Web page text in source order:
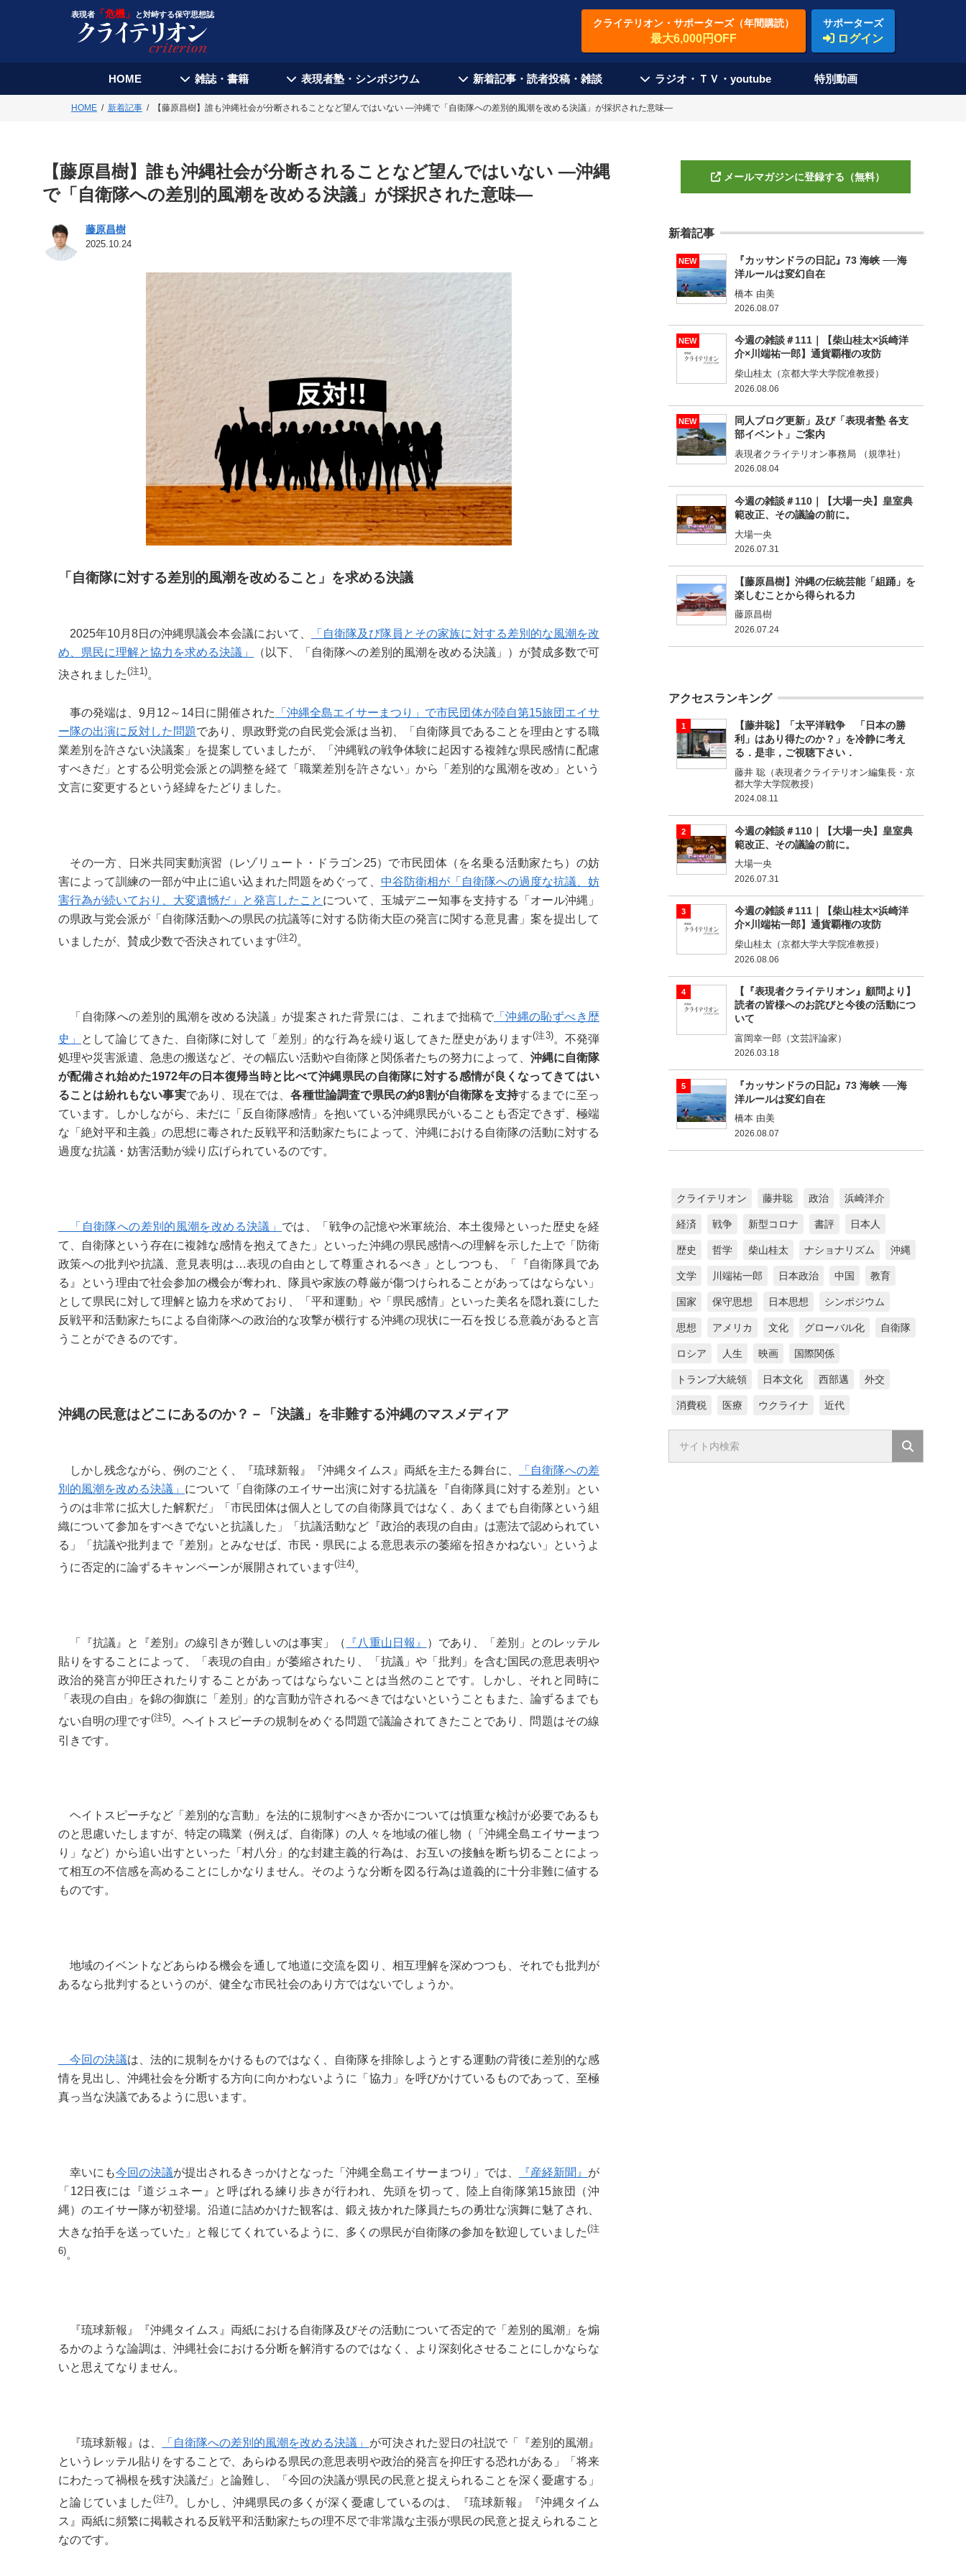
表現者「危機」 と対峙する保守思想誌
クライテリオン・サポーターズ（年間購読）
最大6,000円OFF
サポーターズ
ログイン
HOME 雑誌・書籍 表現者塾・シンポジウム 新着記事・読者投稿・雑談 ラジオ・ＴＶ・youtube 特別動画
HOME 新着記事 【藤原昌樹】誰も沖縄社会が分断されることなど望んではいない ―沖縄で「自衛隊への差別的風潮を改める決議」が採択された意味―
【藤原昌樹】誰も沖縄社会が分断されることなど望んではいない ―沖縄
で「自衛隊への差別的風潮を改める決議」が採択された意味―
藤原昌樹
2025.10.24
「自衛隊に対する差別的風潮を改めること」を求める決議
2025年10月8日の沖縄県議会本会議において、
「自衛隊及び隊員とその家族に対する差別的な風潮を改
め、県民に理解と協力を求める決議」
（以下、「自衛隊への差別的風潮を改める決議」）が賛成多数で可
決されました(注1)。
事の発端は、9月12～14日に開催された
「沖縄全島エイサーまつり」で市民団体が陸自第15旅団エイサ
ー隊の出演に反対した問題であり、県政野党の自民党会派は当初、「自衛隊員であることを理由とする職
業差別を許さない決議案」を提案していましたが、「沖縄戦の戦争体験に起因する複雑な県民感情に配慮
すべきだ」とする公明党会派との調整を経て「職業差別を許さない」から「差別的な風潮を改め」という
文言に変更するという経緯をたどりました。
その一方、日米共同実動演習（レゾリュート・ドラゴン25）で市民団体（を名乗る活動家たち）の妨
害によって訓練の一部が中止に追い込まれた問題をめぐって、 中谷防衛相が「自衛隊への過度な抗議、妨
害行為が続いており、大変遺憾だ」と発言したこと について、玉城デニー知事を支持する「オール沖縄」
の県政与党会派が「自衛隊活動への県民の抗議等に対する防衛大臣の発言に関する意見書」案を提出して
いましたが、賛成少数で否決されています(注2)。
「自衛隊への差別的風潮を改める決議」が提案された背景には、これまで拙稿で「沖縄の恥ずべき歴
史」
として論じてきた、自衛隊に対して「差別」的な行為を繰り返してきた歴史があります(注3)。不発弾
処理や災害派遣、急患の搬送など、その幅広い活動や自衛隊と関係者たちの努力によって、 沖縄に自衛隊
が配備され始めた1972年の日本復帰当時と比べて沖縄県民の自衛隊に対する感情が良くなってきてはい
ることは紛れもない事実であり、現在では、各種世論調査で県民の約8割が自衛隊を支持するまでに至っ
ています。しかしながら、未だに「反自衛隊感情」を抱いている沖縄県民がいることも否定できず、極端
な「絶対平和主義」の思想に毒された反戦平和活動家たちによって、沖縄における自衛隊の活動に対する
過度な抗議・妨害活動が繰り広げられているのです。
「自衛隊への差別的風潮を改める決議」 では、「戦争の記憶や米軍統治、本土復帰といった歴史を経
て、自衛隊という存在に複雑な感情を抱えてきた」といった沖縄の県民感情への理解を示した上で「防衛
政策への批判や抗議、意見表明は…表現の自由として尊重されるべき」としつつも、「『自衛隊員であ
る』という理由で社会参加の機会が奪われ、隊員や家族の尊厳が傷つけられることがあってはならない」
として県民に対して理解と協力を求めており、「平和運動」や「県民感情」といった美名を隠れ蓑にした
反戦平和活動家たちによる自衛隊への政治的な攻撃が横行する沖縄の現状に一石を投じる意義があると言
うことができるのです。
沖縄の民意はどこにあるのか？－「決議」を非難する沖縄のマスメディア
しかし残念ながら、例のごとく、『琉球新報』『沖縄タイムス』両紙を主たる舞台に、
「自衛隊への差
別的風潮を改める決議」 について「自衛隊のエイサー出演に対する抗議を『自衛隊員に対する差別』とい
うのは非常に拡大した解釈だ」「市民団体は個人としての自衛隊員ではなく、あくまでも自衛隊という組
織について参加をすべきでないと抗議した」「抗議活動など『政治的表現の自由』は憲法で認められてい
る」「抗議や批判まで『差別』とみなせば、市民・県民による意思表示の萎縮を招きかねない」というよ
うに否定的に論ずるキャンペーンが展開されています(注4)。
「『抗議』と『差別』の線引きが難しいのは事実」（ 『八重山日報』
）であり、「差別」とのレッテル
貼りをすることによって、「表現の自由」が萎縮されたり、「抗議」や「批判」を含む国民の意思表明や
政治的発言が抑圧されたりすることがあってはならないことは当然のことです。しかし、それと同時に
「表現の自由」を錦の御旗に「差別」的な言動が許されるべきではないということもまた、論ずるまでも
ない自明の理です(注5)。ヘイトスピーチの規制をめぐる問題で議論されてきたことであり、問題はその線
引きです。
ヘイトスピーチなど「差別的な言動」を法的に規制すべきか否かについては慎重な検討が必要であるも
のと思慮いたしますが、特定の職業（例えば、自衛隊）の人々を地域の催し物（「沖縄全島エイサーまつ
り」など）から追い出すといった「村八分」的な封建主義的行為は、お互いの接触を断ち切ることによっ
て相互の不信感を高めることにしかなりません。そのような分断を図る行為は道義的に十分非難に値する
ものです。
地域のイベントなどあらゆる機会を通して地道に交流を図り、相互理解を深めつつも、それでも批判が
あるなら批判するというのが、健全な市民社会のあり方ではないでしょうか。
今回の決議は、法的に規制をかけるものではなく、自衛隊を排除しようとする運動の背後に差別的な感
情を見出し、沖縄社会を分断する方向に向かわないように「協力」を呼びかけているものであって、至極
真っ当な決議であるように思います。
幸いにも今回の決議が提出されるきっかけとなった「沖縄全島エイサーまつり」では、 『産経新聞』 が
「12日夜には『道ジュネー』と呼ばれる練り歩きが行われ、先頭を切って、陸上自衛隊第15旅団（沖
縄）のエイサー隊が初登場。沿道に詰めかけた観客は、鍛え抜かれた隊員たちの勇壮な演舞に魅了され、
大きな拍手を送っていた」と報じてくれているように、多くの県民が自衛隊の参加を歓迎していました(注
6)。
『琉球新報』『沖縄タイムス』両紙における自衛隊及びその活動について否定的で「差別的風潮」を煽
るかのような論調は、沖縄社会における分断を解消するのではなく、より深刻化させることにしかならな
いと思えてなりません。
『琉球新報』は、 「自衛隊への差別的風潮を改める決議」 が可決された翌日の社説で「『差別的風潮』
というレッテル貼りをすることで、あらゆる県民の意思表明や政治的発言を抑圧する恐れがある」「将来
にわたって禍根を残す決議だ」と論難し、「今回の決議が県民の民意と捉えられることを深く憂慮する」
と論じていました (注7) 。しかし、沖縄県民の多くが深く憂慮しているのは、『琉球新報』『沖縄タイム
ス』両紙に頻繁に掲載される反戦平和活動家たちの理不尽で非常識な主張が県民の民意と捉えられること
なのです。
メールマガジンに登録する（無料）
新着記事
NEW
『カッサンドラの日記』73 海峡 ──海
洋ルールは変幻自在
橋本 由美
2026.08.07
NEW
今週の雑談＃111｜【柴山桂太×浜崎洋
介×川端祐一郎】通貨覇権の攻防
柴山桂太（京都大学大学院准教授）
2026.08.06
NEW
同人ブログ更新」及び「表現者塾 各支
部イベント」ご案内
表現者クライテリオン事務局 （規準社）
2026.08.04
今週の雑談＃110｜【大場一央】皇室典
範改正、その議論の前に。
大場一央
2026.07.31
【藤原昌樹】沖縄の伝統芸能「組踊」を
楽しむことから得られる力
藤原昌樹
2026.07.24
アクセスランキング
【藤井聡】「太平洋戦争 「日本の勝
利」はあり得たのか？」を冷静に考え
る．是非，ご視聴下さい．
藤井 聡（表現者クライテリオン編集長・京
都大学大学院教授）
2024.08.11
今週の雑談＃110｜【大場一央】皇室典
範改正、その議論の前に。
大場一央
2026.07.31
今週の雑談＃111｜【柴山桂太×浜崎洋
介×川端祐一郎】通貨覇権の攻防
柴山桂太（京都大学大学院准教授）
2026.08.06
【『表現者クライテリオン』顧問より】
読者の皆様へのお詫びと今後の活動につ
いて
富岡幸一郎（文芸評論家）
2026.03.18
『カッサンドラの日記』73 海峡 ──海
洋ルールは変幻自在
橋本 由美
2026.08.07
クライテリオン 藤井聡 政治 浜崎洋介
経済 戦争 新型コロナ 書評 日本人
歴史 哲学 柴山桂太 ナショナリズム 沖縄
文学 川端祐一郎 日本政治 中国 教育
国家 保守思想 日本思想 シンポジウム
思想 アメリカ 文化 グローバル化 自衛隊
ロシア 人生 映画 国際関係
トランプ大統領 日本文化 西部邁 外交
消費税 医療 ウクライナ 近代